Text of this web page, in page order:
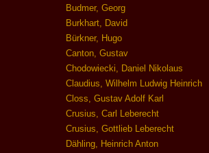
Budmer, Georg
Burkhart, David
Bürkner, Hugo
Canton, Gustav
Chodowiecki, Daniel Nikolaus
Claudius, Wilhelm Ludwig Heinrich
Closs, Gustav Adolf Karl
Crusius, Carl Leberecht
Crusius, Gottlieb Leberecht
Dähling, Heinrich Anton